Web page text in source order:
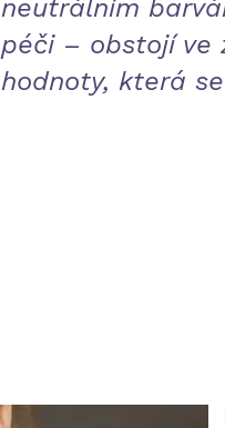
neutrálním
péči – obstojí ve
hodnoty, která